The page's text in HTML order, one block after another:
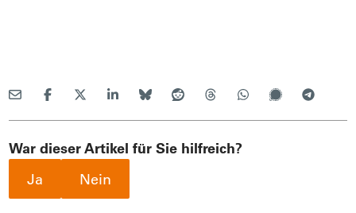
War dieser Artikel für Sie hilfreich?
Ja
Nein